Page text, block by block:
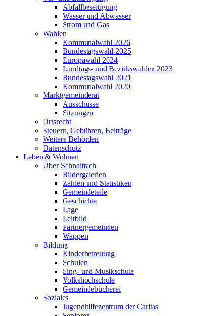
Abfallbeseitigung
Wasser und Abwasser
Strom und Gas
Wahlen
Kommunalwahl 2026
Bundestagswahl 2025
Europawahl 2024
Landtags- und Bezirkswahlen 2023
Bundestagswahl 2021
Kommunalwahl 2020
Marktgemeinderat
Ausschüsse
Sitzungen
Ortsrecht
Steuern, Gebühren, Beiträge
Weitere Behörden
Datenschutz
Leben & Wohnen
Über Schnaittach
Bildergalerien
Zahlen und Statistiken
Gemeindeteile
Geschichte
Lage
Leitbild
Partnergemeinden
Wappen
Bildung
Kinderbetreuung
Schulen
Sing- und Musikschule
Volkshochschule
Gemeindebücherei
Soziales
Jugendhilfezentrum der Caritas